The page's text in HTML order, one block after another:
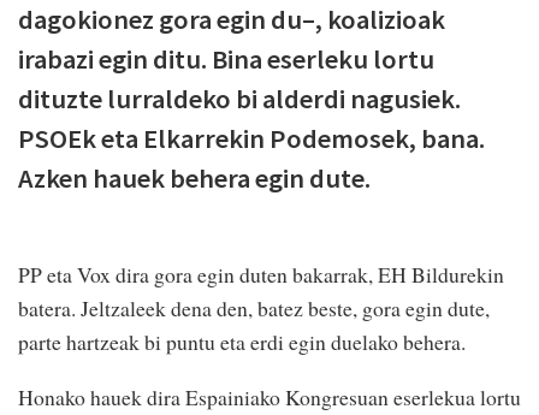
dagokionez gora egin du–, koalizioak
irabazi egin ditu. Bina eserleku lortu
dituzte lurraldeko bi alderdi nagusiek.
PSOEk eta Elkarrekin Podemosek, bana.
Azken hauek behera egin dute.
PP eta Vox dira gora egin duten bakarrak, EH Bildurekin
batera. Jeltzaleek dena den, batez beste, gora egin dute,
parte hartzeak bi puntu eta erdi egin duelako behera.
Honako hauek dira Espainiako Kongresuan eserlekua lortu